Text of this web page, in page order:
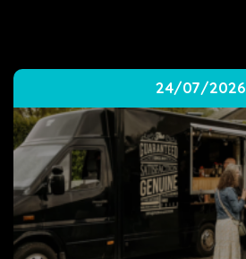
24/07/2026